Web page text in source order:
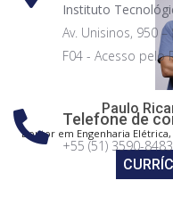
Paulo
Doutor em Engenharia
Instituto
Av. Unisinos, 950
F04 - Acesso pelo
Telefone de
+55 (51) 3590-